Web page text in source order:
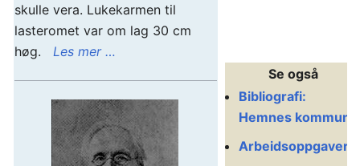
skulle vera. Lukekarmen til
lasteromet var om lag 30 cm
høg. Les mer …
Se også
Bibliografi:
Hemnes kommune
Arbeidsoppgaver